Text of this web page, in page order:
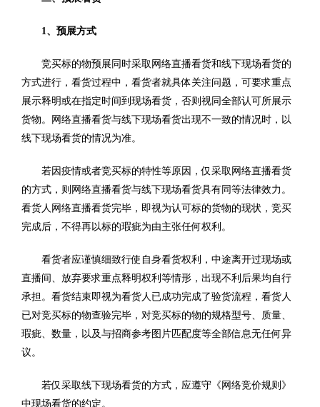
1、预展方式
竞买标的物预展同时采取网络直播看货和线下现场看货的
方式进行，看货过程中，看货者就具体关注问题，可要求重点
展示释明或在指定时间到现场看货，否则视同全部认可所展示
货物。网络直播看货与线下现场看货出现不一致的情况时，以
线下现场看货的情况为准。
若因疫情或者竞买标的特性等原因，仅采取网络直播看货
的方式，则网络直播看货与线下现场看货具有同等法律效力。
看货人网络直播看货完毕，即视为认可标的货物的现状，竞买
完成后，不得再以标的瑕疵为由主张任何权利。
看货者应谨慎细致行使自身看货权利，中途离开过现场或
直播间、放弃要求重点释明权利等情形，出现不利后果均自行
承担。看货结束即视为看货人已成功完成了验货流程，看货人
已对竞买标的物查验完毕，对竞买标的物的规格型号、质量、
瑕疵、数量，以及与招商参考图片匹配度等全部信息无任何异
议。
若仅采取线下现场看货的方式，应遵守《网络竞价规则》
中现场看货的约定。